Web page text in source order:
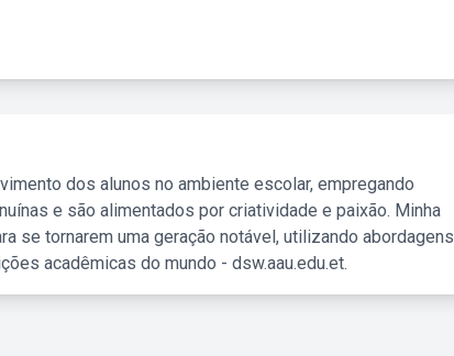
dos alunos no ambiente escolar, empregando
e são alimentados por criatividade e paixão. Minha
se tornarem uma geração notável, utilizando abordagens
acadêmicas do mundo - dsw.aau.edu.et.